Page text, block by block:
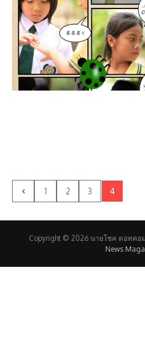
1 2 3 4
Copyright © 2026 นายโชค ดอทคอ
News